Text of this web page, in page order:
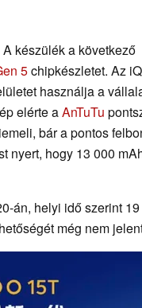
készülék a következő
5chipkészletet. Az
használja a
elérte aAnTuTu
bár a pontos
nyert, hogy 13 000
án, helyi idő szerint
még nem